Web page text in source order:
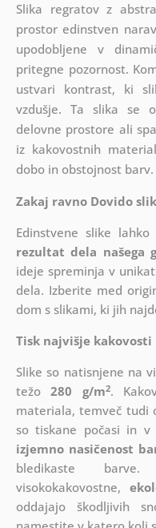
Slika regratov z
prostor edinstven
upodobljene v
pritegne pozornost.
ustvari kontrast, ki
vzdušje. Ta slika se
delovne prostore ali
iz kakovostnih
dobo in obstojnost barv.
Zakaj ravno Dovido
Edinstvene slike
rezultat dela našega
ideje spreminja v
dela. Izberite med
dom s slikami, ki jih
Tisk najvišje kakovosti
Slike so natisnjene na
težo280 g/m2.
materiala, temveč tudi
so tiskane počasi in v
izjemno nasičenost
bledikaste
visokokakovostne,
oddajajo škodljivih